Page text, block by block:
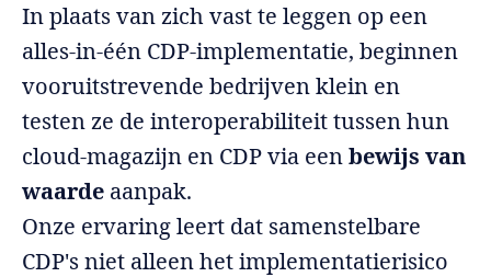
In plaats van zich vast te leggen op een
alles-in-één CDP-implementatie, beginnen
vooruitstrevende bedrijven klein en
testen ze de interoperabiliteit tussen hun
cloud-magazijn en CDP via eenbewijs van
waarde aanpak.
Onze ervaring leert dat samenstelbare
CDP's niet alleen het implementatierisico